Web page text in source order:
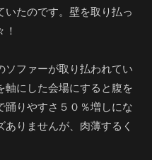
たのです。壁を取り払っ
！
ソファーが取り払われてい
軸にした会場にすると腹を
踊りやすさ５０％増しにな
りませんが、肉薄するく